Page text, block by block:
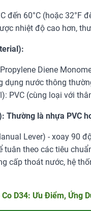
đến 60°C (hoặc 32°F
nhiệt độ cao hơn,
Diene
dụng nước thông
PVC (cùng loại với
Thường là nhựa PVC
Lever) - xoay 90
tuân theo các tiêu
cấp thoát nước, hệ
D34: Ưu Điểm, Ứng